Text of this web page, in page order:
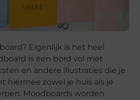
Eigenlijk is het heel
is een bord vol met
en andere illustraties die je
hiermee zowel je huis als je
Moodboards worden